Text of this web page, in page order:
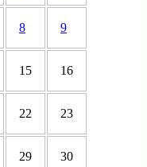
8 9
15 16
22 23
29 30